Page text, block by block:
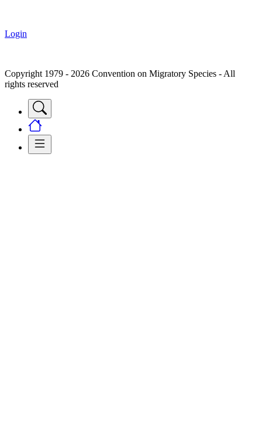
Login
Copyright 1979 - 2026 Convention on Migratory Species - All
rights reserved